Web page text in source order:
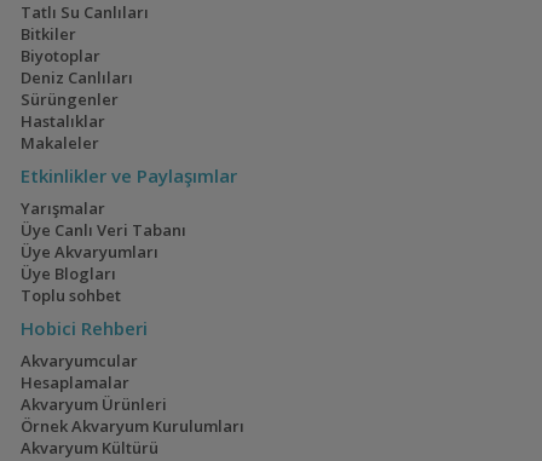
Tatlı Su Canlıları
Bitkiler
Biyotoplar
Deniz Canlıları
Sürüngenler
Hastalıklar
Makaleler
Etkinlikler ve Paylaşımlar
Yarışmalar
Üye Canlı Veri Tabanı
Üye Akvaryumları
Üye Blogları
Toplu sohbet
Hobici Rehberi
Akvaryumcular
Hesaplamalar
Akvaryum Ürünleri
Örnek Akvaryum Kurulumları
Akvaryum Kültürü